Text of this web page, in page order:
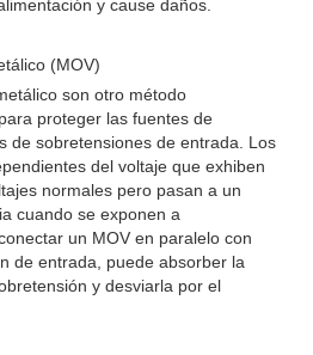
y cause daños.
(MOV)
son otro método
proteger las fuentes de
de sobretensiones de entrada. Los
del voltaje que exhiben
normales pero pasan a un
cuando se exponen a
un MOV en paralelo con
de entrada, puede absorber la
y desviarla por el